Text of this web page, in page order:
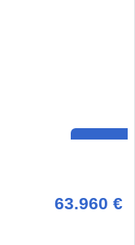
63.960 €